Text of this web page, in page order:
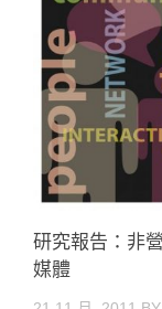
研究報告：非
媒體